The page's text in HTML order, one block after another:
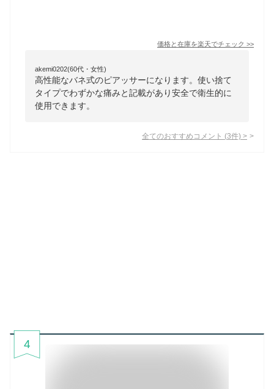
価格と在庫を楽天でチェック >>
akemi0202(60代・女性)
高性能なバネ式のピアッサーになります。使い捨て
タイプでわずかな痛みと記載があり安全で衛生的に
使用できます。
全てのおすすめコメント (3件) >
4